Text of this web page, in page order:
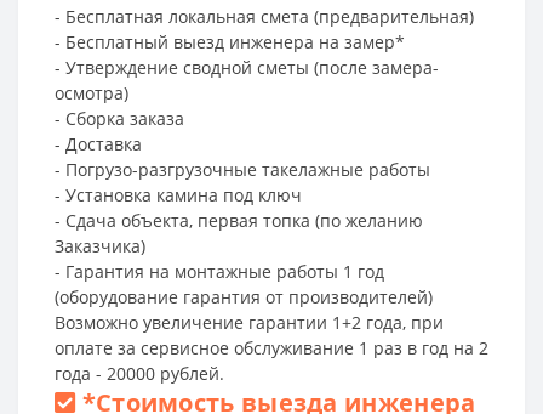
- Бесплатная локальная смета (предварительная)
- Бесплатный выезд инженера на замер*
- Утверждение сводной сметы (после замера-
осмотра)
- Сборка заказа
- Доставка
- Погрузо-разгрузочные такелажные работы
- Установка камина под ключ
- Сдача объекта, первая топка (по желанию
Заказчика)
- Гарантия на монтажные работы 1 год
(оборудование гарантия от производителей)
Возможно увеличение гарантии 1+2 года, при
оплате за сервисное обслуживание 1 раз в год на 2
года - 20000 рублей.
*Стоимость выезда инженера